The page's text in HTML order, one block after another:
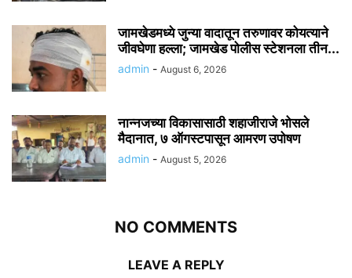
जामखेडमध्ये जुन्या वादातून तरुणावर कोयत्याने
जीवघेणा हल्ला; जामखेड पोलीस स्टेशनला तीन...
admin - August 6, 2026
नान्नजच्या विकासासाठी शहाजीराजे भोसले
मैदानात, ७ ऑगस्टपासून आमरण उपोषण
admin - August 5, 2026
NO COMMENTS
LEAVE A REPLY